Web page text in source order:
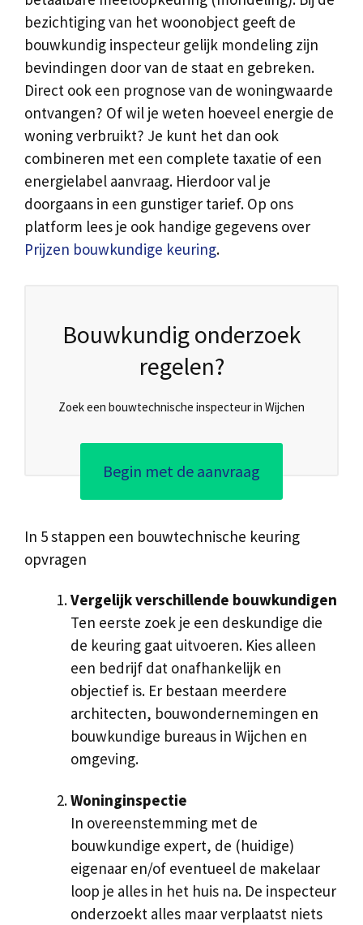
bezichtiging van het woonobject geeft de
bouwkundig inspecteur gelijk mondeling zijn
bevindingen door van de staat en gebreken.
Direct ook een prognose van de woningwaarde
ontvangen? Of wil je weten hoeveel energie de
woning verbruikt? Je kunt het dan ook
combineren met een complete taxatie of een
energielabel aanvraag. Hierdoor val je
doorgaans in een gunstiger tarief. Op ons
platform lees je ook handige gegevens over
Prijzen bouwkundige keuring.
Bouwkundig onderzoek
regelen?
Zoek een bouwtechnische inspecteur in Wijchen
Begin met de aanvraag
In 5 stappen een bouwtechnische keuring
opvragen
Vergelijk verschillende bouwkundigen
Ten eerste zoek je een deskundige die
de keuring gaat uitvoeren. Kies alleen
een bedrijf dat onafhankelijk en
objectief is. Er bestaan meerdere
architecten, bouwondernemingen en
bouwkundige bureaus in Wijchen en
omgeving.
Woninginspectie
In overeenstemming met de
bouwkundige expert, de (huidige)
eigenaar en/of eventueel de makelaar
loop je alles in het huis na. De inspecteur
onderzoekt alles maar verplaatst niets